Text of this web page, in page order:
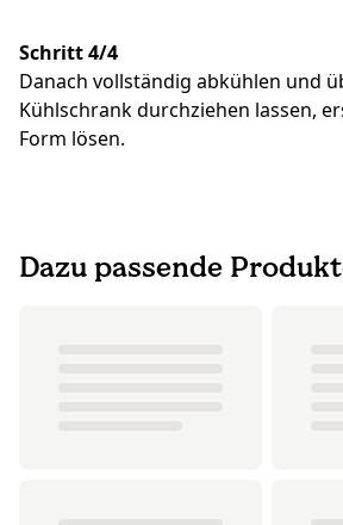
Schritt 4/4
Danach vollständig abkühlen und
Kühlschrank durchziehen lassen,
Form lösen.
Dazu passende